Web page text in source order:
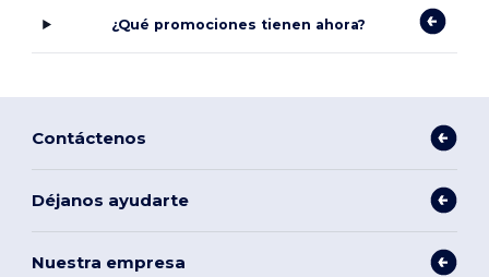
¿Qué promociones tienen ahora?
Contáctenos
Déjanos ayudarte
Nuestra empresa